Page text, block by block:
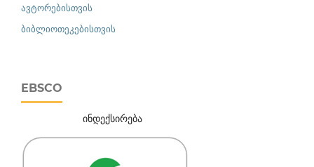
ავტორებისთვის
ბიბლიოთეკებისთვის
EBSCO
ინდექსირება